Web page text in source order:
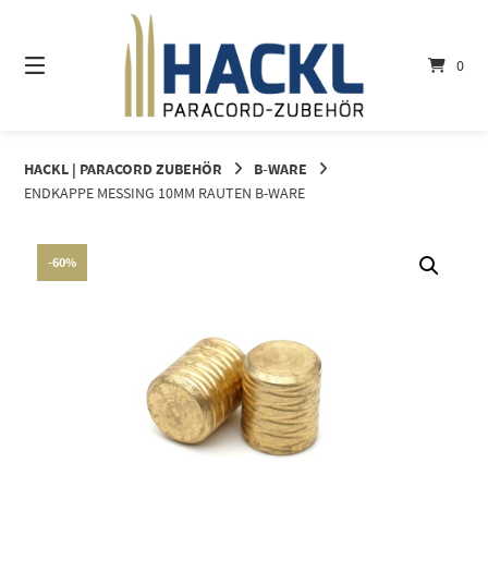
Inhalt
0
HACKL | PARACORD ZUBEHÖR
B-WARE
ENDKAPPE MESSING 10MM RAUTEN B-WARE
-60%